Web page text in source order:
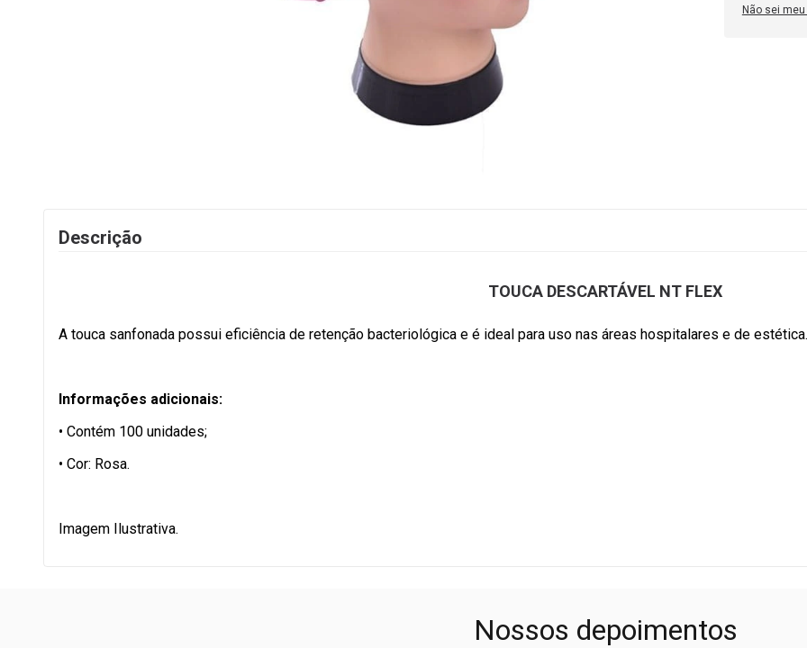
Não sei meu
Descrição
TOUCA DESCARTÁVEL NT FLEX
A touca sanfonada possui eficiência de retenção bacteriológica e é ideal para uso nas áreas hospitalares e de estética.
Informações adicionais:
• Contém 100 unidades;
• Cor: Rosa.
Imagem Ilustrativa.
Nossos depoimentos